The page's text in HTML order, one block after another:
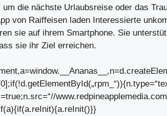
um die nächste Urlaubsreise oder das
von Raiffeisen laden Interessierte
sie auf ihrem Smartphone. Sie
sie ihr Ziel erreichen.